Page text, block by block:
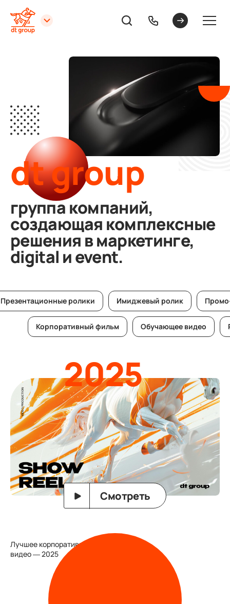
dt group
группа компаний,
создающая комплексные
решения в маркетинге,
digital и event.
Презентационные ролики Имиджевый ролик
Корпоративный фильм Обучающее видео
2025
Смотреть
Лучшее корпоративное
видео — 2025